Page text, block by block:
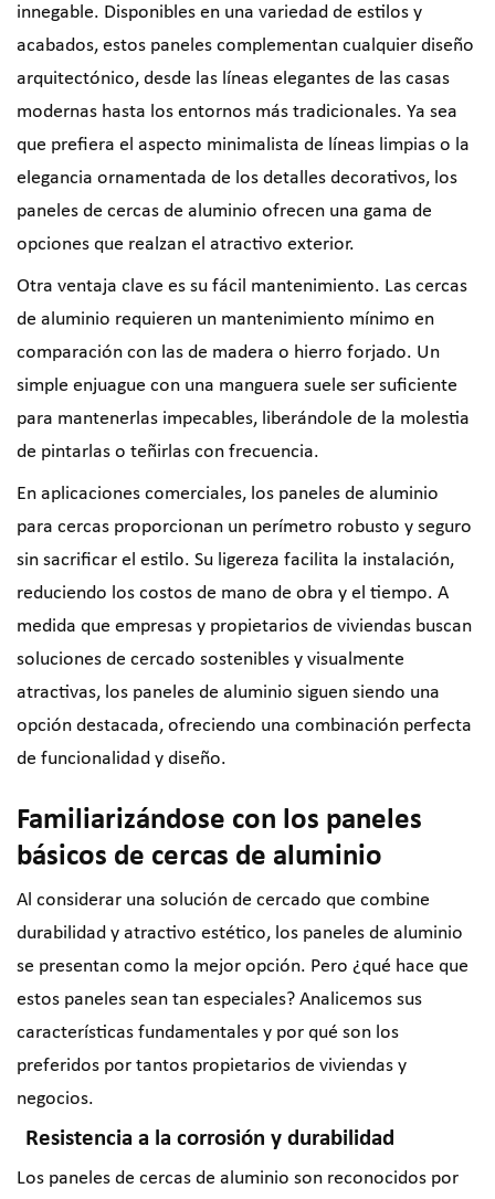
innegable. Disponibles en una variedad de estilos y
acabados, estos paneles complementan cualquier diseño
arquitectónico, desde las líneas elegantes de las casas
modernas hasta los entornos más tradicionales. Ya sea
que prefiera el aspecto minimalista de líneas limpias o la
elegancia ornamentada de los detalles decorativos, los
paneles de cercas de aluminio ofrecen una gama de
opciones que realzan el atractivo exterior.
Otra ventaja clave es su fácil mantenimiento. Las cercas
de aluminio requieren un mantenimiento mínimo en
comparación con las de madera o hierro forjado. Un
simple enjuague con una manguera suele ser suficiente
para mantenerlas impecables, liberándole de la molestia
de pintarlas o teñirlas con frecuencia.
En aplicaciones comerciales, los paneles de aluminio
para cercas proporcionan un perímetro robusto y seguro
sin sacrificar el estilo. Su ligereza facilita la instalación,
reduciendo los costos de mano de obra y el tiempo. A
medida que empresas y propietarios de viviendas buscan
soluciones de cercado sostenibles y visualmente
atractivas, los paneles de aluminio siguen siendo una
opción destacada, ofreciendo una combinación perfecta
de funcionalidad y diseño.
Familiarizándose con los paneles
básicos de cercas de aluminio
Al considerar una solución de cercado que combine
durabilidad y atractivo estético, los paneles de aluminio
se presentan como la mejor opción. Pero ¿qué hace que
estos paneles sean tan especiales? Analicemos sus
características fundamentales y por qué son los
preferidos por tantos propietarios de viviendas y
negocios.
Resistencia a la corrosión y durabilidad
Los paneles de cercas de aluminio son reconocidos por